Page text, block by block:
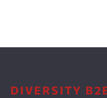
DIVERSITY